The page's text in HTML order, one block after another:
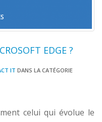
EDGE ?
IT DANS LA CATÉGORIE
celui qui évolue le